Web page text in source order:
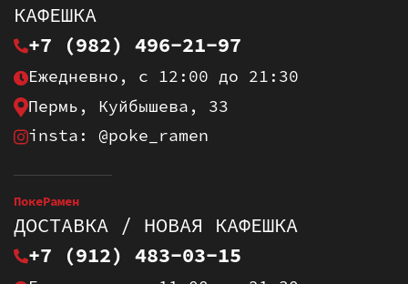
КАФЕШКА
+7 (982) 496-21-97
Ежедневно, с 12:00 до 21:30
Пермь, Куйбышева, 33
insta: @poke_ramen
ПокеРамен
ДОСТАВКА / НОВАЯ КАФЕШКА
+7 (912) 483-03-15